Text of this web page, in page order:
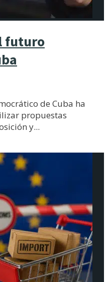
futuro
de Cuba ha
propuestas
y...